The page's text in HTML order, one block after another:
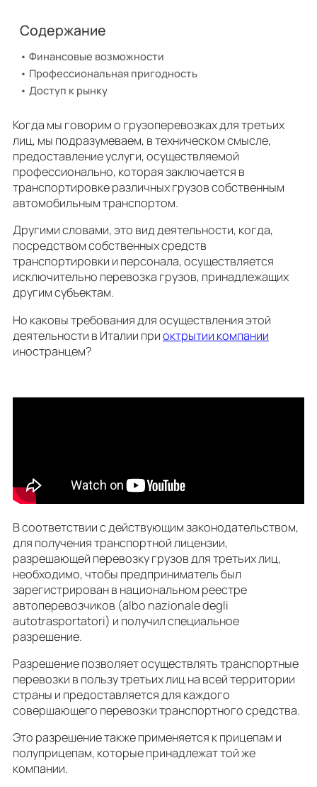
Содержание
Финансовые возможности
Профессиональная пригодность
Доступ к рынку
Когда мы говорим о грузоперевозках для третьих
лиц, мы подразумеваем, в техническом смысле,
предоставление услуги, осуществляемой
профессионально, которая заключается в
транспортировке различных грузов собственным
автомобильным транспортом.
Другими словами, это вид деятельности, когда,
посредством собственных средств
транспортировки и персонала, осуществляется
исключительно перевозка грузов, принадлежащих
другим субъектам.
Но каковы требования для осуществления этой
деятельности в Италии приоктрытии компании
иностранцем?
В соответствии с действующим законодательством,
для получения транспортной лицензии,
разрешающей перевозку грузов для третьих лиц,
необходимо, чтобы предприниматель был
зарегистрирован в национальном реестре
автоперевозчиков (albo nazionale degli
autotrasportatori) и получил специальное
разрешение.
Разрешение позволяет осуществлять транспортные
перевозки в пользу третьих лиц на всей территории
страны и предоставляется для каждого
совершающего перевозки транспортного средства.
Это разрешение также применяется к прицепам и
полуприцепам, которые принадлежат той же
компании.